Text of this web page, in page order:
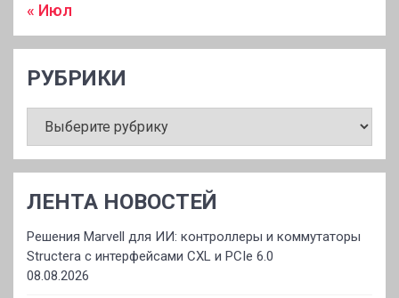
« Июл
РУБРИКИ
ЛЕНТА НОВОСТЕЙ
Решения Marvell для ИИ: контроллеры и коммутаторы
Structera с интерфейсами CXL и PCIe 6.0
08.08.2026